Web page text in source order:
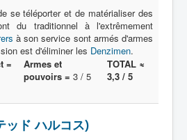
se téléporter et de matérialiser des
du traditionnel à l'extrêmement
à son service sont armés d'armes
est d'éliminer les Denzimen.
=
Armes et
pouvoirs = 3 / 5
TOTAL ≈
3,3 / 5
ッド ハルコス)